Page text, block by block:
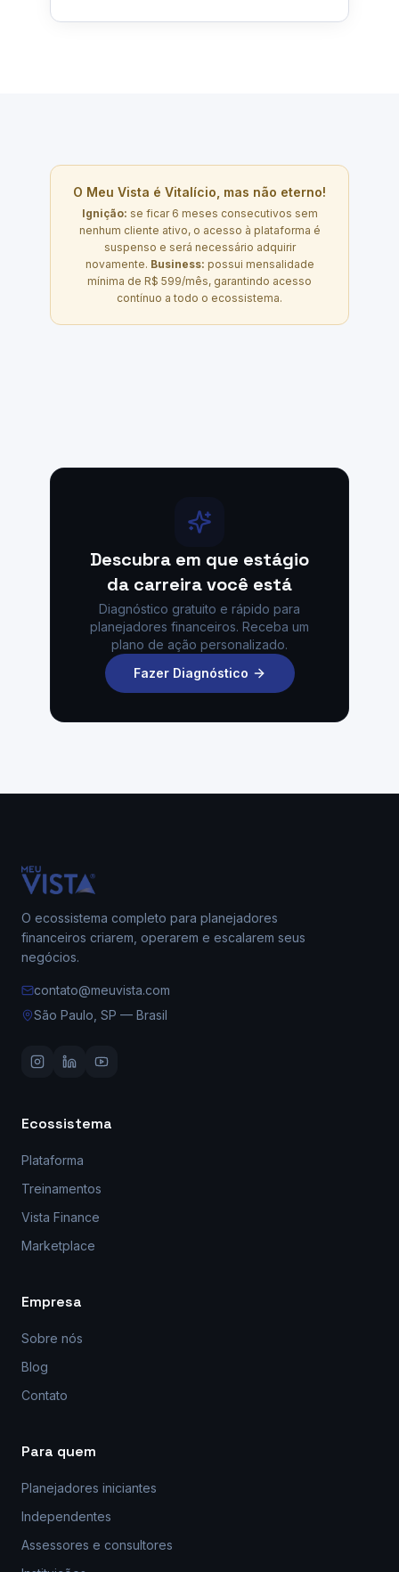
O Meu Vista é Vitalício, mas não eterno!
Ignição: se ficar 6 meses consecutivos sem
nenhum cliente ativo, o acesso à plataforma é
suspenso e será necessário adquirir
novamente. Business: possui mensalidade
mínima de R$ 599/mês, garantindo acesso
contínuo a todo o ecossistema.
Descubra em que estágio
da carreira você está
Diagnóstico gratuito e rápido para
planejadores financeiros. Receba um
plano de ação personalizado.
Fazer Diagnóstico
O ecossistema completo para planejadores
financeiros criarem, operarem e escalarem seus
negócios.
contato@meuvista.com
São Paulo, SP — Brasil
Ecossistema
Plataforma
Treinamentos
Vista Finance
Marketplace
Empresa
Sobre nós
Blog
Contato
Para quem
Planejadores iniciantes
Independentes
Assessores e consultores